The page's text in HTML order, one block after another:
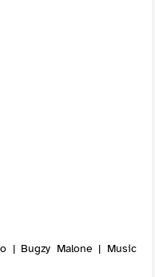
| Bugzy Malone | Music